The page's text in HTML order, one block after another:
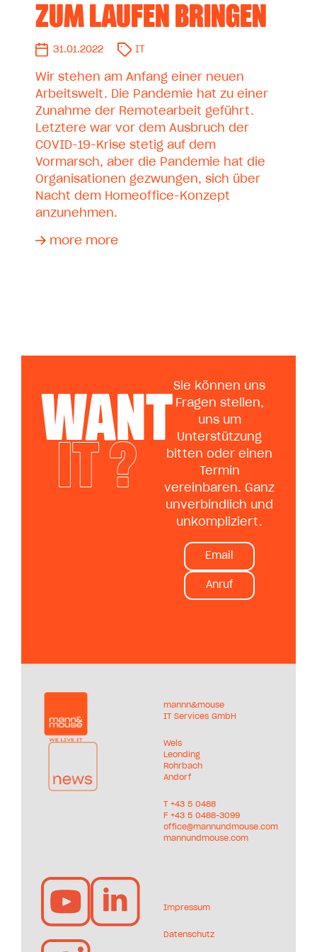
ZUM LAUFEN BRINGEN
31.01.2022 IT
Wir stehen am Anfang einer neuen
Arbeitswelt. Die Pandemie hat zu einer
Zunahme der Remotearbeit geführt.
Letztere war vor dem Ausbruch der
COVID-19-Krise stetig auf dem
Vormarsch, aber die Pandemie hat die
Organisationen gezwungen, sich über
Nacht dem Homeoffice-Konzept
anzunehmen.
more more
WANT
IT ?
Sie können uns
Fragen stellen,
uns um
Unterstützung
bitten oder einen
Termin
vereinbaren. Ganz
unverbindlich und
unkompliziert.
Email
Anruf
mannn&mouse
IT Services GmbH
Wels
Leonding
Rohrbach
Andorf
T +43 5 0488
F +43 5 0488-3099
office@mannundmouse.com
mannundmouse.com
Impressum
Datenschutz